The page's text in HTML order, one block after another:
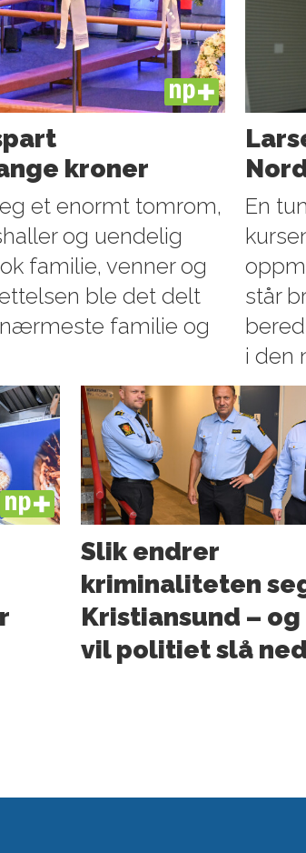
PLUS
kroner
et enormt tomrom,
og uendelig
familie, venner og
ble det delt
familie og
En
står
i den
PLUS
Slik endrer
kriminaliteten
Kristiansund –
vil politiet slå